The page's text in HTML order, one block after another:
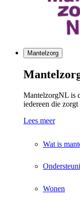
Mantelzorg
MantelzorgNL is
iedereen die
Lees meer
Wat is
Wonen